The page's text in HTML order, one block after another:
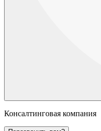
Консалтинговая компания